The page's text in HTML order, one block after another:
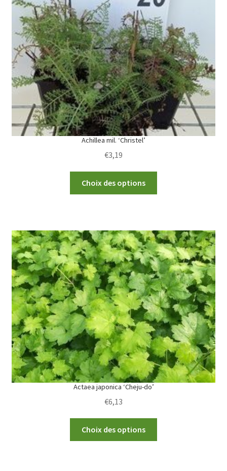
options
may
be
chosen
on
the
product
page
Achillea mil. ‘Christel’
€3,19
Choix des options
The
options
may
be
chosen
on
the
product
page
Actaea japonica ‘Cheju-do’
€6,13
Choix des options